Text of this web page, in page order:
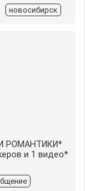
новосибирск
РОМАНТИКИ*
и 1 видео*